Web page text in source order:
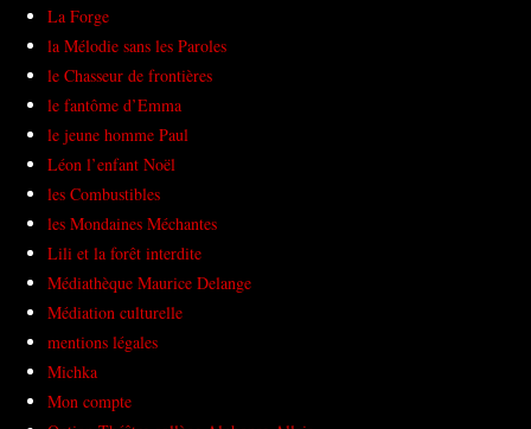
La Forge
la Mélodie sans les Paroles
le Chasseur de frontières
le fantôme d’Emma
le jeune homme Paul
Léon l’enfant Noël
les Combustibles
les Mondaines Méchantes
Lili et la forêt interdite
Médiathèque Maurice Delange
Médiation culturelle
mentions légales
Michka
Mon compte